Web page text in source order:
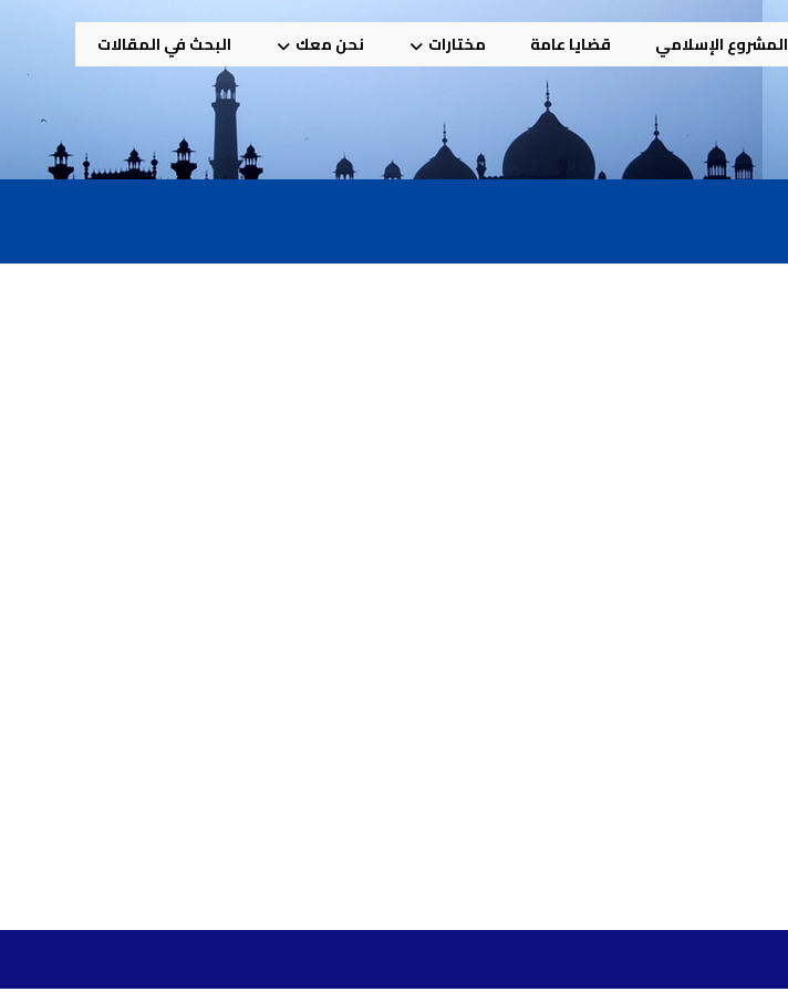
المشروع الإسلامي قضايا عامة مختارات نحن معك البحث في المقالات